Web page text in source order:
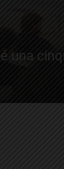
una